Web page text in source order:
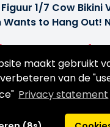
maakt gebruikt
van de
Privacy statement
1/7 Cow Bikini
to Hang Out!
verzending
leverdatum: